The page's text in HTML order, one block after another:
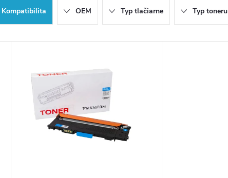
Kompatibilita OEM Typ tlačiarne Typ toneru